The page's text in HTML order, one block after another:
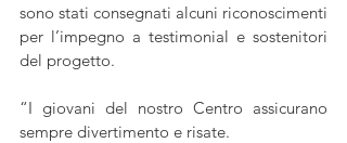
sono stati consegnati alcuni riconoscimenti
per l’impegno a testimonial e sostenitori
del progetto.
“I giovani del nostro Centro assicurano
sempre divertimento e risate.